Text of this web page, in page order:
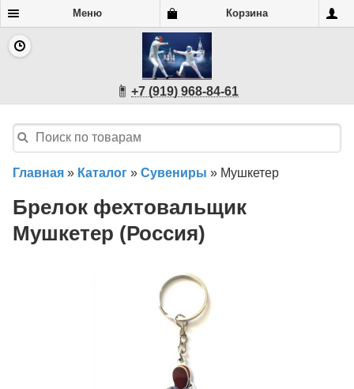
Меню Корзина
+7 (919) 968-84-61
Главная » Каталог » Сувениры » Мушкетер
Брелок фехтовальщик
Мушкетер (Россия)